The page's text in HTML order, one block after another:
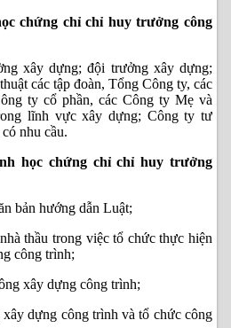
chứng chỉ chỉ huy trưởng công
xây dựng; đội trưởng xây dựng;
các tập đoàn, Tổng Công ty, các
ty cổ phần, các Công ty Mẹ và
lĩnh vực xây dựng; Công ty tư
nhu cầu.
học chứng chỉ chỉ huy trưởng
bản hướng dẫn Luật;
thầu trong việc tổ chức thực hiện
công trình;
xây dựng công trình;
dựng công trình và tổ chức công